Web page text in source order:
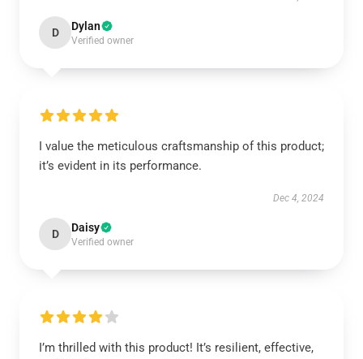
D Dylan
Verified owner
I value the meticulous craftsmanship of this product;
it’s evident in its performance.
Dec 4, 2024
D Daisy
Verified owner
I’m thrilled with this product! It’s resilient, effective,